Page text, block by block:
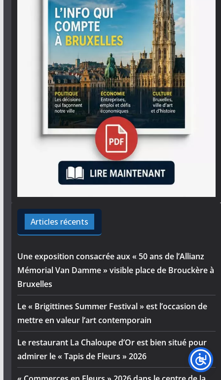
Articles récents
Une exposition consacrée aux « 50 ans de l’Allianz
Mémorial Van Damme » visible place de Brouckère à
Bruxelles
Le « Brigittines Summer Festival » est l’occasion de
mettre en valeur l’art contemporain
Le restaurant La Chaloupe d’Or est bien situé pour
admirer le « Tapis de Fleurs » 2026